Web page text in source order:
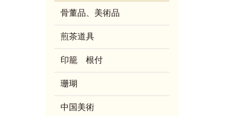
骨董品、美術品
煎茶道具
印籠 根付
珊瑚
中国美術